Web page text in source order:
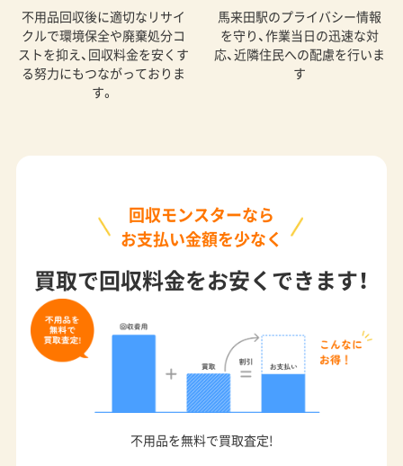
不用品回収後に適切なリサイ
クルで環境保全や廃棄処分コ
ストを抑え、回収料金を安くす
る努力にもつながっておりま
す。
馬来田駅のプライバシー情報
を守り、作業当日の迅速な対
応、近隣住民への配慮を行いま
す
回収モンスターなら
お支払い金額を少なく
買取で回収料金をお安くできます！
不用品を無料で買取査定!